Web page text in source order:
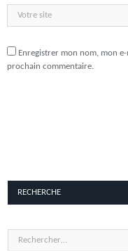
Enregistrer mon nom, mon
prochain commentaire.
RECHERCHE